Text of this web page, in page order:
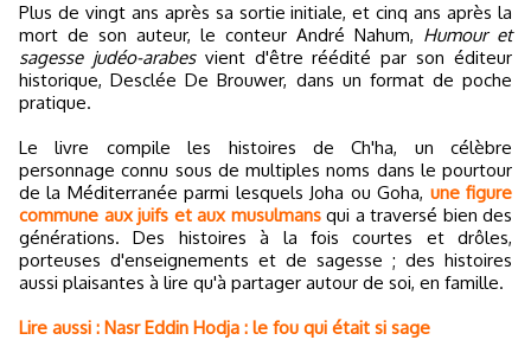
Plus de vingt ans après sa sortie initiale, et cinq ans après la
mort de son auteur, le conteur André Nahum, Humour et
sagesse judéo-arabesvient d'être réédité par son éditeur
historique, Desclée De Brouwer, dans un format de poche
pratique.
Le livre compile les histoires de Ch'ha, un célèbre
personnage connu sous de multiples noms dans le pourtour
de la Méditerranée parmi lesquels Joha ou Goha, une figure
commune aux juifs et aux musulmansqui a traversé bien des
générations. Des histoires à la fois courtes et drôles,
porteuses d'enseignements et de sagesse ; des histoires
aussi plaisantes à lire qu'à partager autour de soi, en famille.
Lire aussi : Nasr Eddin Hodja : le fou qui était si sage